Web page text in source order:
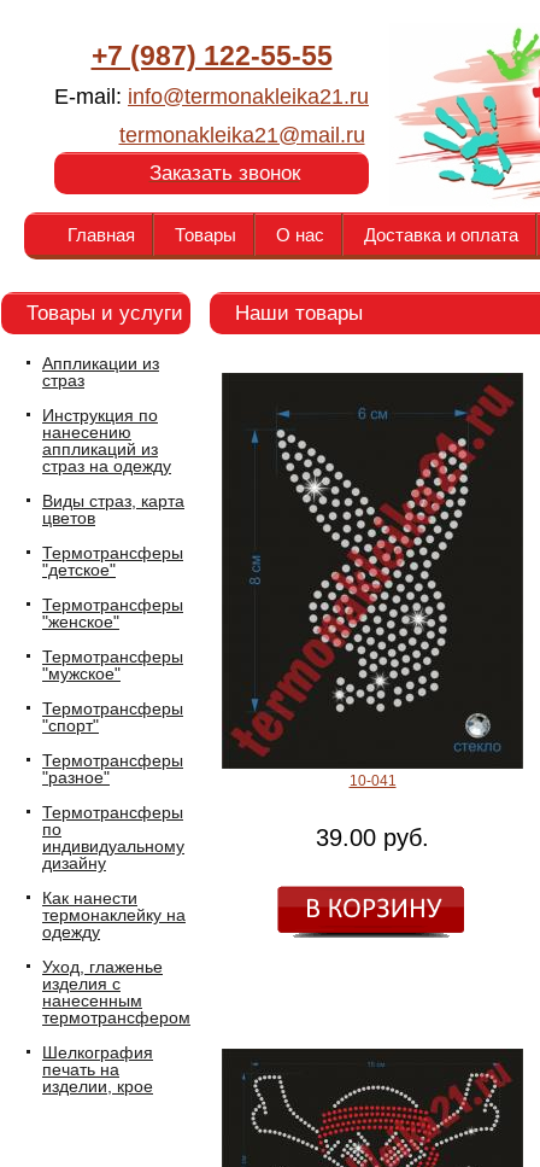
+7 (987) 122-55-55
E-mail: info@termonakleika21.ru
termonakleika21@mail.ru
Заказать звонок
Главная Товары О нас Доставка и оплата
Товары и услуги
Аппликации из
страз
Инструкция по
нанесению
аппликаций из
страз на одежду
Виды страз, карта
цветов
Термотрансферы
"детское"
Термотрансферы
"женское"
Термотрансферы
"мужское"
Термотрансферы
"спорт"
Термотрансферы
"разное"
Термотрансферы
по
индивидуальному
дизайну
Как нанести
термонаклейку на
одежду
Уход, глаженье
изделия с
нанесенным
термотрансфером
Шелкография
печать на
изделии, крое
Наши товары
10-041
39.00 руб.